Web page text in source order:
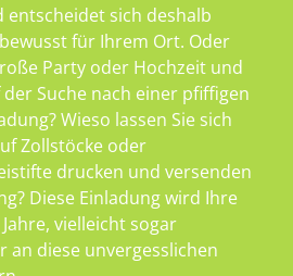
entscheidet sich deshalb
für Ihrem Ort. Oder
Party oder Hochzeit und
Suche nach einer pfiffigen
Wieso lassen Sie sich
Zollstöcke oder
drucken und versenden
Diese Einladung wird Ihre
vielleicht sogar
an diese unvergesslichen